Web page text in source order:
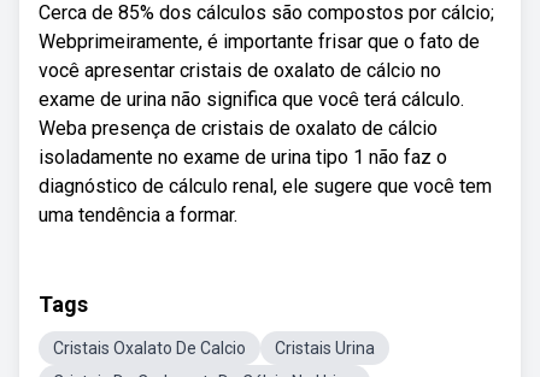
Cerca de 85% dos cálculos são compostos por cálcio;
Webprimeiramente, é importante frisar que o fato de
você apresentar cristais de oxalato de cálcio no
exame de urina não significa que você terá cálculo.
Weba presença de cristais de oxalato de cálcio
isoladamente no exame de urina tipo 1 não faz o
diagnóstico de cálculo renal, ele sugere que você tem
uma tendência a formar.
Tags
Cristais Oxalato De Calcio
Cristais Urina